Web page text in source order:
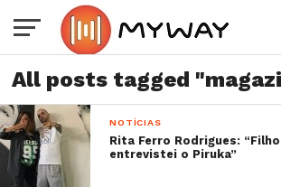
All posts tagged
NOTÍCIAS
Rita Ferro Rodrigues:
entrevistei o Piruka”